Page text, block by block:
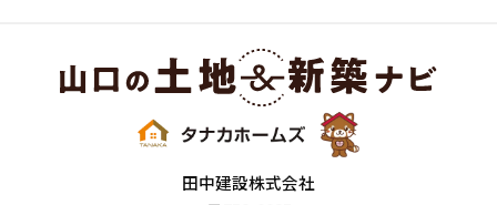
田中建設株式会社